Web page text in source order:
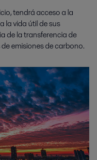
tendrá acceso a la
la vida útil de sus
de la transferencia de
emisiones de carbono.